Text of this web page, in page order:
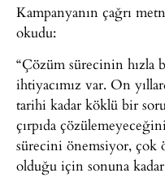
Kampanyanın çağrı
okudu:
“Çözüm sürecinin hızla
ihtiyacımız var. On
tarihi kadar köklü bir
çırpıda
sürecini önemsiyor, çok
olduğu için sonuna